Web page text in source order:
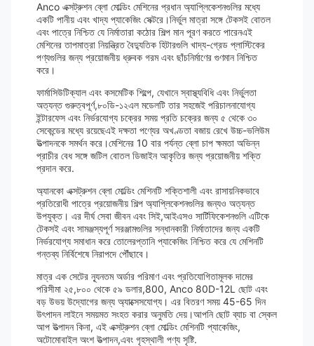
Anco এক্সট্রুশন ব্লো মোল্ডিং মেশিনের প্রধান অ্যাপ্লিকেশনগুলির মধ্যে
একটি পানীয় এবং খাদ্য প্যাকেজিং সেক্টরে।নির্ভুল মাত্রা সঙ্গে টেকসই বোতল
এবং পাত্রে নিশ্চিত যে নির্মাতারা কঠোর শিল্প মান পূরণ করতে পারেনএই
মেশিনের তাপমাত্রা নিয়ন্ত্রিত বৈদ্যুতিক হিটারগুলি খাদ্য-গ্রেড প্লাস্টিকের
পণ্যগুলির জন্য প্রয়োজনীয় ধ্রুবক গরম এবং ছাঁচনির্মাণের গুণমান নিশ্চিত
করে।
ফার্মাসিউটিক্যাল এবং কসমেটিক শিল্পে, যেখানে স্বাস্থ্যবিধি এবং নির্ভুলতা
অত্যন্ত গুরুত্বপূর্ণ,৮০ডি-১২এল মডেলটি তার সহজেই পরিচালনাযোগ্য
ইন্টারফেস এবং নির্ভরযোগ্য চক্রের সময় প্রতি চক্রের জন্য ৫ থেকে ৩০
সেকেন্ডের মধ্যে রয়েছেএই দক্ষতা পণ্যের অখণ্ডতা বজায় রেখে উচ্চ-ভলিউম
উত্পাদনকে সমর্থন করে।মেশিনের 10 বার পর্যন্ত ব্লো চাপ ক্ষমতা অভিন্ন
প্রাচীর বেধ সঙ্গে জটিল বোতল ডিজাইন আকৃতির জন্য প্রয়োজনীয় শক্তি
প্রদান করে.
অ্যানকো এক্সট্রুশন ব্লো মোল্ডিং মেশিনটি শক্তিশালী এবং রাসায়নিকভাবে
প্রতিরোধী পাত্রে প্রয়োজনীয় শিল্প অ্যাপ্লিকেশনগুলির জন্যও অত্যন্ত
উপযুক্ত। এর দীর্ঘ সেবা জীবন এবং সিই,আইএসও সার্টিফিকেশনগুলি এটিকে
টেকসই এবং সামঞ্জস্যপূর্ণ সরঞ্জামগুলির সন্ধানকারী নির্মাতাদের জন্য একটি
নির্ভরযোগ্য সমাধান করে তোলেরপ্তানি প্যাকেজিং নিশ্চিত করে যে মেশিনটি
গন্তব্য নির্বিশেষে নিরাপদে পৌঁছাবে।
মাত্র এক সেটের ন্যূনতম অর্ডার পরিমাণ এবং প্রতিযোগিতামূলক দামের
পরিসীমা ২৫,৮০০ থেকে ৫৯ ডলার,800, Anco 80D-12L ছোট এবং
বড় উভয় উদ্যোগের জন্য অ্যাক্সেসযোগ্য। এর বিতরণ সময় 45-65 দিন
উৎপাদন লাইনে সময়মত সংহত করার অনুমতি দেয়।আপনি ছোট ব্যাচ বা স্কেল
আপ উত্পাদন কিনা, এই এক্সট্রুশন ব্লো মোল্ডিং মেশিনটি প্যাকেজিং,
অটোমোবাইল অংশ উত্পাদন,এবং গৃহস্থালী পণ্য সৃষ্টি.